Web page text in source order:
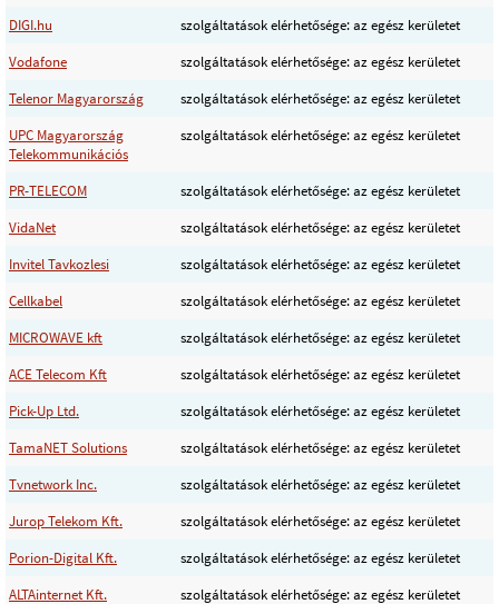
DIGI.hu
szolgáltatások elérhetősége: az egész kerületet
Vodafone
szolgáltatások elérhetősége: az egész kerületet
Telenor Magyarország
szolgáltatások elérhetősége: az egész kerületet
UPC Magyarország
Telekommunikációs
szolgáltatások elérhetősége: az egész kerületet
PR-TELECOM
szolgáltatások elérhetősége: az egész kerületet
VidaNet
szolgáltatások elérhetősége: az egész kerületet
Invitel Tavkozlesi
szolgáltatások elérhetősége: az egész kerületet
Cellkabel
szolgáltatások elérhetősége: az egész kerületet
MICROWAVE kft
szolgáltatások elérhetősége: az egész kerületet
ACE Telecom Kft
szolgáltatások elérhetősége: az egész kerületet
Pick-Up Ltd.
szolgáltatások elérhetősége: az egész kerületet
TamaNET Solutions
szolgáltatások elérhetősége: az egész kerületet
Tvnetwork Inc.
szolgáltatások elérhetősége: az egész kerületet
Jurop Telekom Kft.
szolgáltatások elérhetősége: az egész kerületet
Porion-Digital Kft.
szolgáltatások elérhetősége: az egész kerületet
ALTAinternet Kft.
szolgáltatások elérhetősége: az egész kerületet